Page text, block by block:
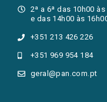
2ª a 6ª das 10h00 às
e das 14h00 às
+351 213 426 226
+351 969 954 184
geral@pan.com.pt